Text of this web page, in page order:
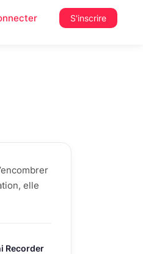
S'inscrire
elle
Recorder